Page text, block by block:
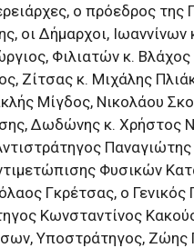
ο πρόεδρος
οι Δήμαρχοι,
Φιλιατών κ.
Ζίτσας κ. Μιχάλης
Μίγδος, Νικολάου
Δωδώνης κ. Χρήστος
Φυσικών
Γκρέτσας, ο
Κωνσταντίνος
Υποστράτηγος, Ζώης